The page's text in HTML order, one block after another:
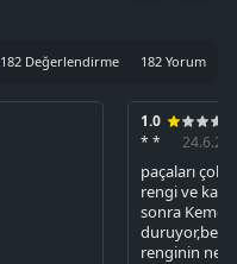
182 Değerlendirme 182 Yorum
1.0
* *
paçaları çok
rengi ve
sonra Kemer
duruyor,ben
renginin ne